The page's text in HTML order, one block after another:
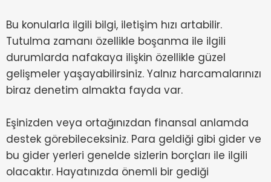
Bu konularla ilgili bilgi, iletişim hızı artabilir.
Tutulma zamanı özellikle boşanma ile ilgili
durumlarda nafakaya ilişkin özellikle güzel
gelişmeler yaşayabilirsiniz. Yalnız harcamalarınızı
biraz denetim almakta fayda var.
Eşinizden veya ortağınızdan finansal anlamda
destek görebileceksiniz. Para geldiği gibi gider ve
bu gider yerleri genelde sizlerin borçları ile ilgili
olacaktır. Hayatınızda önemli bir gediği